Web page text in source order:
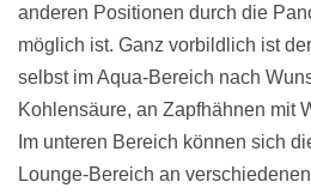
anderen Positionen durch die
möglich ist. Ganz vorbildlich ist
selbst im Aqua-Bereich nach
Kohlensäure, an Zapfhähnen mit
Im unteren Bereich können sich
Lounge-Bereich an